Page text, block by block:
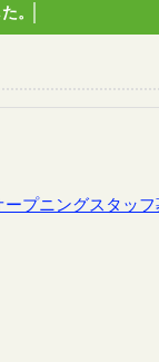
。
プニングスタッ